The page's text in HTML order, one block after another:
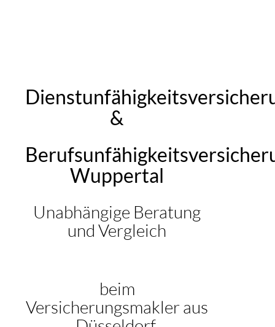
&
Wuppertal
Unabhängige Beratung
und Vergleich
beim
Versicherungsmakler aus